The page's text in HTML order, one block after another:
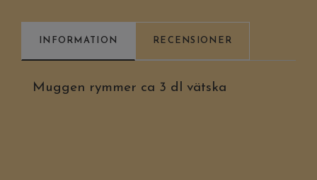
INFORMATION RECENSIONER
Muggen rymmer ca 3 dl vätska